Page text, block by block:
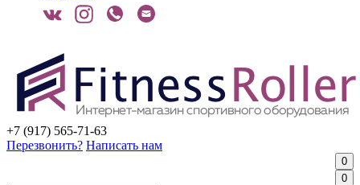
+7 (917) 565-71-63
Перезвонить? Написать нам
0
0